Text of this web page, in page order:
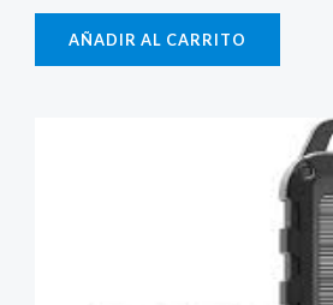
AÑADIR AL CARRITO